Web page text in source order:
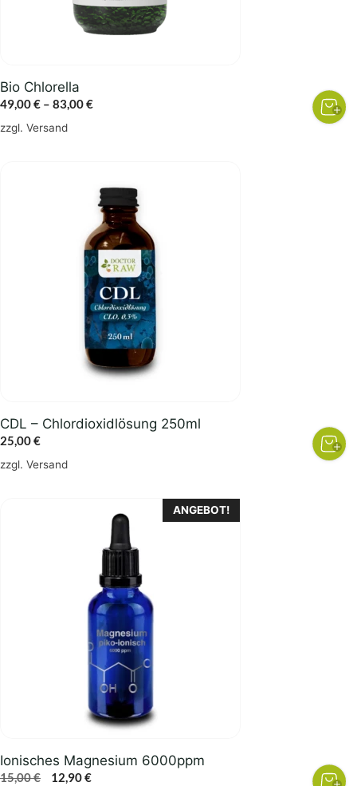
Bio Chlorella
49,00€ – 83,00€Preisspanne:
zzgl. Versand
werden
CDL – Chlordioxidlösung 250ml
25,00€
zzgl. Versand
ANGEBOT!
Ionisches Magnesium 6000ppm
15,00€
Ursprünglicher
12,90€Aktueller